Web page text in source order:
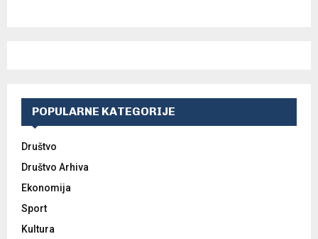
POPULARNE KATEGORIJE
Društvo
Društvo Arhiva
Ekonomija
Sport
Kultura